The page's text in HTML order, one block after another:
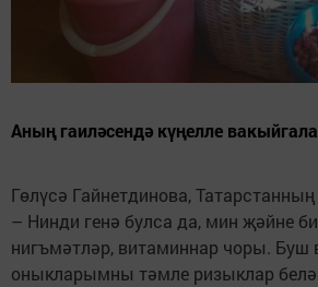
Аның гаиләсендә күңелле
Гөлүсә Гайнетдинова,
– Нинди генә булса да, мин җәйне
нигъмәтләр, витаминнар чоры.
оныкларымны тәмле ризыклар